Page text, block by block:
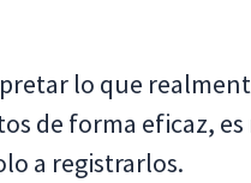
lo que
de forma eficaz, es
a registrarlos.